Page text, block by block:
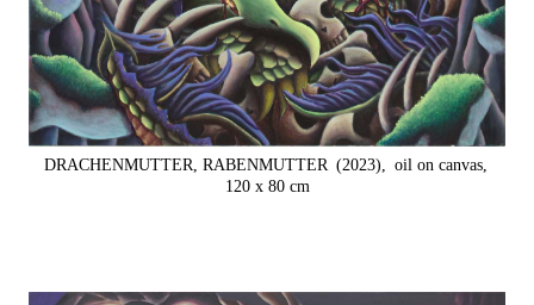
DRACHENMUTTER, RABENMUTTER (2023),
oil on canvas,
120 x 80 cm